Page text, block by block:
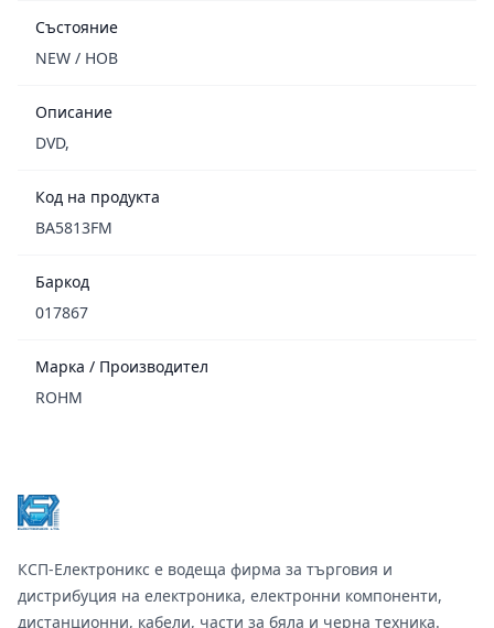
Състояние
NEW / НОВ
Описание
DVD,
Код на продукта
BA5813FM
Баркод
017867
Марка / Производител
ROHM
КСП-Електроникс е водеща фирма за търговия и
дистрибуция на електроника, електронни компоненти,
дистанционни, кабели, части за бяла и черна техника.